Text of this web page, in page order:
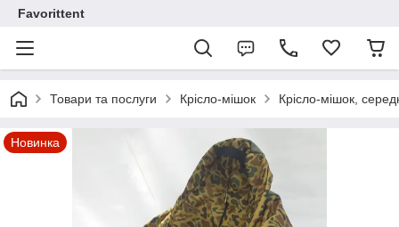
Favorittent
Товари та послуги Крісло-мішок Крісло-мішок,
Новинка